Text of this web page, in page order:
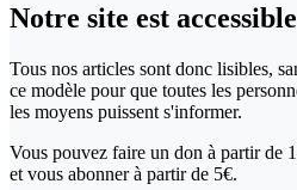
Notre site est accessible
Tous nos articles sont donc lisibles,
ce modèle pour que toutes les
les moyens puissent s'informer.
Vous pouvez faire un don à partir de
et vous abonner à partir de 5€.